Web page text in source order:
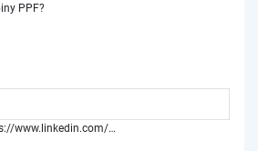
PPF?
www.linkedin.com/…